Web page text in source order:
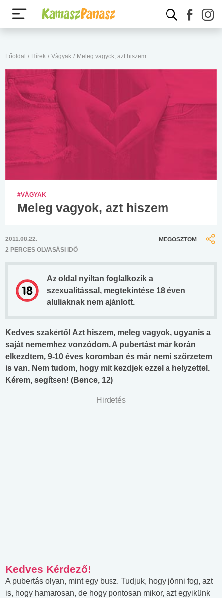
Főoldal / Hírek / Vágyak / Meleg vagyok, azt hiszem
#VÁGYAK
Meleg vagyok, azt hiszem
2011.08.22.
2 PERCES OLVASÁSI IDŐ
MEGOSZTOM
Az oldal nyíltan foglalkozik a
szexualitással, megtekintése 18 éven
aluliaknak nem ajánlott.
Kedves szakértő! Azt hiszem, meleg vagyok, ugyanis a
saját nememhez vonzódom. A pubertást már korán
elkezdtem, 9-10 éves koromban és már nemi szőrzetem
is van. Nem tudom, hogy mit kezdjek ezzel a helyzettel.
Kérem, segítsen! (Bence, 12)
Hirdetés
Kedves Kérdező!
A pubertás olyan, mint egy busz. Tudjuk, hogy jönni fog, azt
is, hogy hamarosan, de hogy pontosan mikor, azt egyikünk